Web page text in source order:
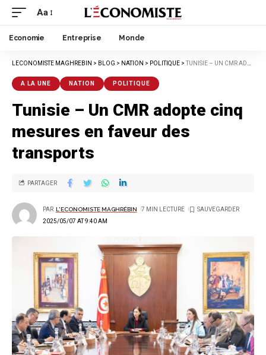
Aa
Economie Entreprise Monde
LECONOMISTE MAGHREBIN > BLOG > NATION > POLITIQUE >TUNISIE – UN CMR ADOPTE CINQ MESURES EN FAVEUR DES TRANSPORTS
A LA UNE NATION POLITIQUE
Tunisie – Un CMR adopte cinq
mesures en faveur des
transports
2025/05/07 AT 9:40 AM
PAR L'ECONOMISTE MAGHRÉBIN 7 MIN LECTURE
PARTAGER